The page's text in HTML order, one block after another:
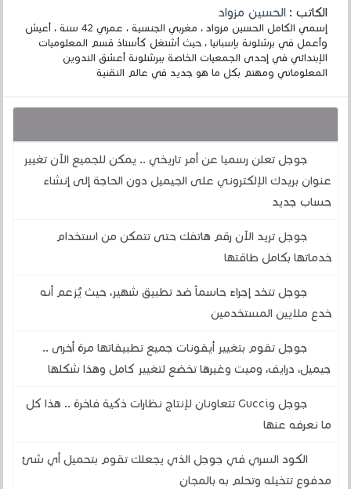
الكاتب :الحسين مزواد
إسمي الكامل الحسين مزواد ، مغربي الجنسية ، عمري 42 سنة ، أعيش
وأعمل في برشلونة بإسبانيا ، حيث أشتغل كأستاذ قسم المعلوميات
الإبتدائي في إحدى الجمعيات الخاصة ببرشلونة أعشق التدوين
المعلوماتي ومهتم بكل ما هو جديد في عالم التقنية
جوجل تعلن رسميا عن أمر تاريخي .. يمكن للجميع الآن تغيير
عنوان بريدك الإلكتروني على الجيميل دون الحاجة إلى إنشاء
حساب جديد
جوجل تريد الآن رقم هاتفك حتى تتمكن من استخدام
خدماتها بكامل طاقتها
جوجل تتخد إجراءً حاسماً ضد تطبيق شهير، حيث يُزعم أنه
خدع ملايين المستخدمين
جوجل تقوم بتغيير أيقونات جميع تطبيقاتها مرة أخرى ..
جيميل، درايف، وميت وغيرها تخضع لتغيير كامل وهذا شكلها
جوجل وGucci تتعاونان لإنتاج نظارات ذكية فاخرة .. هذا كل
ما نعرفه عنها
الكود السري في جوجل الذي يجعلك تقوم بتحميل أي شئ
مدفوع تتخيله وتحلم به بالمجان